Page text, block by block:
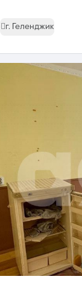
г. Геленджик